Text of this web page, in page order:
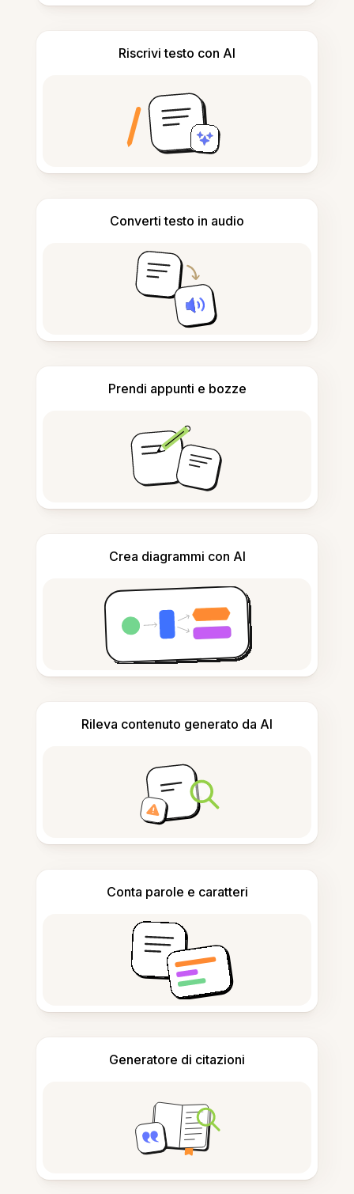
Riscrivi testo con AI
Converti testo in audio
Prendi appunti e bozze
Crea diagrammi con AI
Rileva contenuto generato da AI
Conta parole e caratteri
Generatore di citazioni